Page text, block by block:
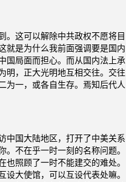
。这可以解除中共政权不愿将目
就是为什么我前面强调要是国内
国局面而担心。而从国内法上承
明，正大光明地互相交往。交往
为一，或各自生存。焉知后代人
中国大陆地区，打开了中美关系
不在乎一时一刻的名称问题。
照顾了一时不能建交的难处。
大使馆，可以互设代表处嘛。